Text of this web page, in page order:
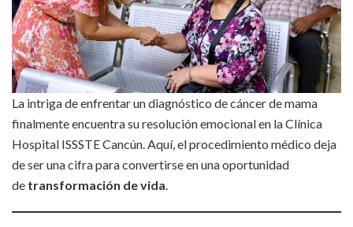
La intriga de enfrentar un diagnóstico de cáncer de mama
finalmente encuentra su resolución emocional en la Clínica
Hospital ISSSTE Cancún. Aquí, el procedimiento médico deja
de ser una cifra para convertirse en una oportunidad
de transformación de vida.